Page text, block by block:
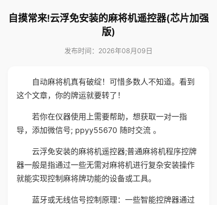
自摸常来!云浮免安装的麻将机遥控器(芯片加强
版)
发布时间：2026年08月09日
自动麻将机真有破绽！可惜多数人不知道。看到
这个文章，你的牌运就要转了！
若你在仪器使用上需要帮助，想获取一对一指
导，添加微信号; ppyy55670 随时交流 。
云浮免安装的麻将机遥控器;普通麻将机程序控牌
器一般是指通过一些无需对麻将机进行复杂安装操作
就能实现控制麻将牌功能的设备或工具。
蓝牙或无线信号控制原理：一些智能控牌器通过